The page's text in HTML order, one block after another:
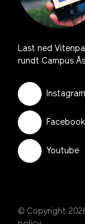
Last ned
rundt Campus Ås
Instagram
Facebook
Youtube
© Copyright